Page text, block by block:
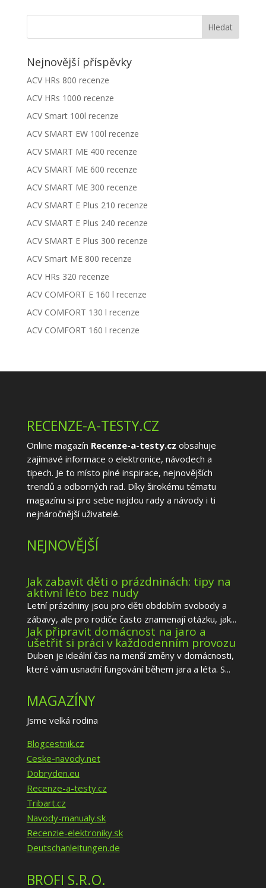
Nejnovější příspěvky
ACV HRs 800 recenze
ACV HRs 1000 recenze
ACV Smart 100l recenze
ACV SMART EW 100l recenze
ACV SMART ME 400 recenze
ACV SMART ME 600 recenze
ACV SMART ME 300 recenze
ACV SMART E Plus 210 recenze
ACV SMART E Plus 240 recenze
ACV SMART E Plus 300 recenze
ACV Smart ME 800 recenze
ACV HRs 320 recenze
ACV COMFORT E 160 l recenze
ACV COMFORT 130 l recenze
ACV COMFORT 160 l recenze
RECENZE-A-TESTY.CZ
Online magazín Recenze-a-testy.cz obsahuje
zajímavé informace o elektronice, návodech a
tipech. Je to místo plné inspirace, nejnovějších
trendů a odborných rad. Díky širokému tématu
magazínu si pro sebe najdou rady a návody i ti
nejnáročnější uživatelé.
NEJNOVĚJŠÍ
Jak zabavit děti o prázdninách: tipy na
aktivní léto bez nudy
Letní prázdniny jsou pro děti obdobím svobody a
zábavy, ale pro rodiče často znamenají otázku, jak...
Jak připravit domácnost na jaro a
ušetřit si práci v každodenním provozu
Duben je ideální čas na menší změny v domácnosti,
které vám usnadní fungování během jara a léta. S...
MAGAZÍNY
Jsme velká rodina
Blogcestnik.cz
Ceske-navody.net
Dobryden.eu
Recenze-a-testy.cz
Tribart.cz
Navody-manualy.sk
Recenzie-elektroniky.sk
Deutschanleitungen.de
BROFI S.R.O.